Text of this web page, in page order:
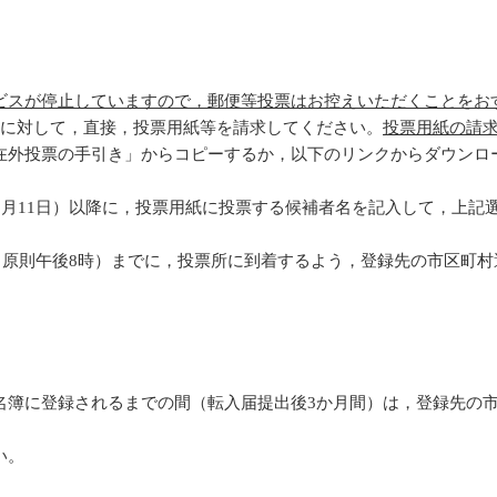
停止していますので，郵便等投票はお控えいただくことをお
対して，直接，投票用紙等を請求してください。 投票用紙の請
投票の手引き」からコピーするか，以下のリンクからダウンロ
11日）以降に，投票用紙に投票する候補者名を記入して，上
則午後8時）までに，投票所に到着するよう，登録先の市区町
登録されるまでの間（転入届提出後3か月間）は，登録先の